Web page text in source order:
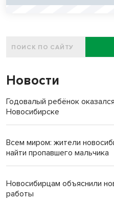
Новости
Годовалый ребёнок
Новосибирске
Всем миром: жители
найти пропавшего мальчика
Новосибирцам объяснили
работы